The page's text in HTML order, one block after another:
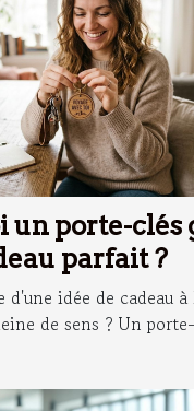
un porte-clés
parfait ?
d'une idée de cadeau
de sens ? Un